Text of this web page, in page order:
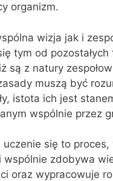
organizm.
wizja jak i
tym od pozostałych
są z natury
muszą być
istota ich jest
wspólnie przez
uczenie się to
wspólnie zdobywa
oraz wypracowuje